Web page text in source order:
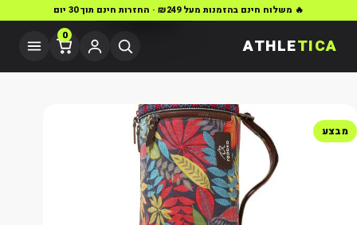
🔥 משלוח חינם בהזמנות מעל ₪249 · החזרות חינם תוך 30 יום
ATHLETICA
0